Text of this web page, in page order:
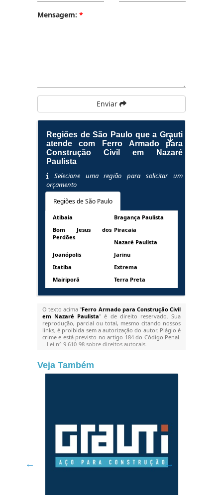
Mensagem: *
Enviar
Regiões de São Paulo que a Grauti
atende com Ferro Armado para
Construção Civil em Nazaré
Paulista
Selecione uma região para solicitar um
orçamento
Regiões de São Paulo
Atibaia
Bragança Paulista
Bom Jesus dos
Perdões
Piracaia
Nazaré Paulista
Joanópolis
Jarinu
Itatiba
Extrema
Mairiporã
Terra Preta
O texto acima "Ferro Armado para Construção Civil
em Nazaré Paulista" é de direito reservado. Sua
reprodução, parcial ou total, mesmo citando nossos
links, é proibida sem a autorização do autor. Plágio é
crime e está previsto no artigo 184 do Código Penal.
– Lei n° 9.610-98 sobre direitos autorais.
Veja Também